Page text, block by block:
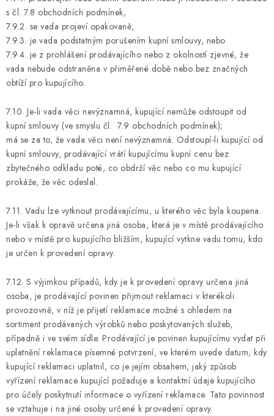
s čl. 7.8 obchodních podmínek,
7.9.2. se vada projeví opakovaně,
7.9.3. je vada podstatným porušením kupní smlouvy, nebo
7.9.4. je z prohlášení prodávajícího nebo z okolností zjevné, že
vada nebude odstraněna v přiměřené době nebo bez značných
obtíží pro kupujícího.
7.10. Je-li vada věci nevýznamná, kupující nemůže odstoupit od
kupní smlouvy (ve smyslu čl. 7.9 obchodních podmínek);
má se za to, že vada věci není nevýznamná. Odstoupí-li kupující od
kupní smlouvy, prodávající vrátí kupujícímu kupní cenu bez
zbytečného odkladu poté, co obdrží věc nebo co mu kupující
prokáže, že věc odeslal.
7.11. Vadu lze vytknout prodávajícímu, u kterého věc byla koupena.
Je-li však k opravě určena jiná osoba, která je v místě prodávajícího
nebo v místě pro kupujícího bližším, kupující vytkne vadu tomu, kdo
je určen k provedení opravy.
7.12. S výjimkou případů, kdy je k provedení opravy určena jiná
osoba, je prodávající povinen přijmout reklamaci v kterékoli
provozovně, v níž je přijetí reklamace možné s ohledem na
sortiment prodávaných výrobků nebo poskytovaných služeb,
případně i ve svém sídle. Prodávající je povinen kupujícímu vydat při
uplatnění reklamace písemné potvrzení, ve kterém uvede datum, kdy
kupující reklamaci uplatnil, co je jejím obsahem, jaký způsob
vyřízení reklamace kupující požaduje a kontaktní údaje kupujícího
pro účely poskytnutí informace o vyřízení reklamace. Tato povinnost
se vztahuje i na jiné osoby určené k provedení opravy.